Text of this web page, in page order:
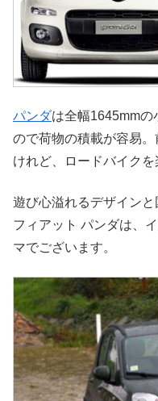
パンダは全幅1645mmの
ので荷物の積載が容易
けれど、ロードバイクを
遊び心溢れるデザインと
フィアット パンダは、
マでございます。